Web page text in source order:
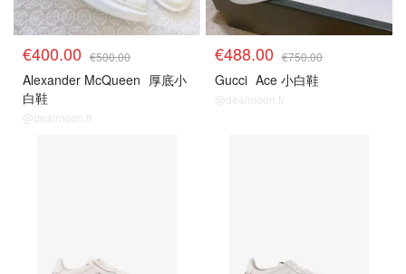
€400.00 €500.00
Alexander McQueen 厚底小
白鞋
@dealmoon.fr
€488.00 €750.00
Gucci Ace 小白鞋
@dealmoon.fr